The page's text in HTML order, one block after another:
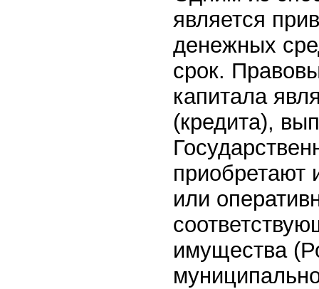
является
денежных
срок.
капитала
(кредита),
приобретают
или
имущества